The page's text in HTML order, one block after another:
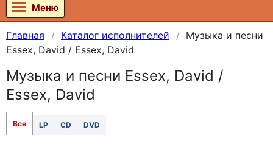
Меню
Главная Каталог исполнителей
Музыка и песни
Essex, David / Essex, David
Музыка и песни Essex, David /
Essex, David
Все LP CD DVD